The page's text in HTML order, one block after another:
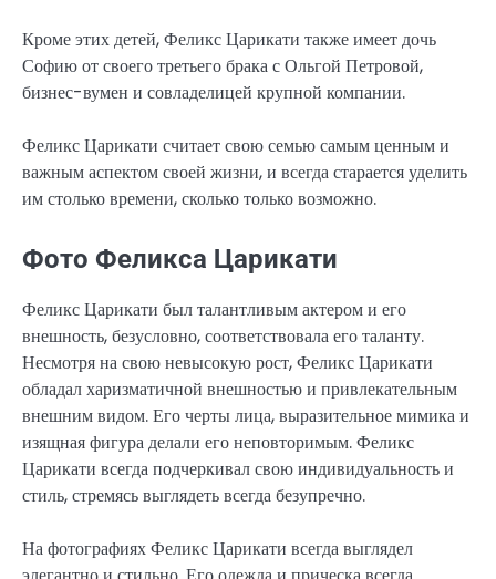
Кроме этих детей, Феликс Царикати также имеет дочь
Софию от своего третьего брака с Ольгой Петровой,
бизнес-вумен и совладелицей крупной компании.
Феликс Царикати считает свою семью самым ценным и
важным аспектом своей жизни, и всегда старается уделить
им столько времени, сколько только возможно.
Фото Феликса Царикати
Феликс Царикати был талантливым актером и его
внешность, безусловно, соответствовала его таланту.
Несмотря на свою невысокую рост, Феликс Царикати
обладал харизматичной внешностью и привлекательным
внешним видом. Его черты лица, выразительное мимика и
изящная фигура делали его неповторимым. Феликс
Царикати всегда подчеркивал свою индивидуальность и
стиль, стремясь выглядеть всегда безупречно.
На фотографиях Феликс Царикати всегда выглядел